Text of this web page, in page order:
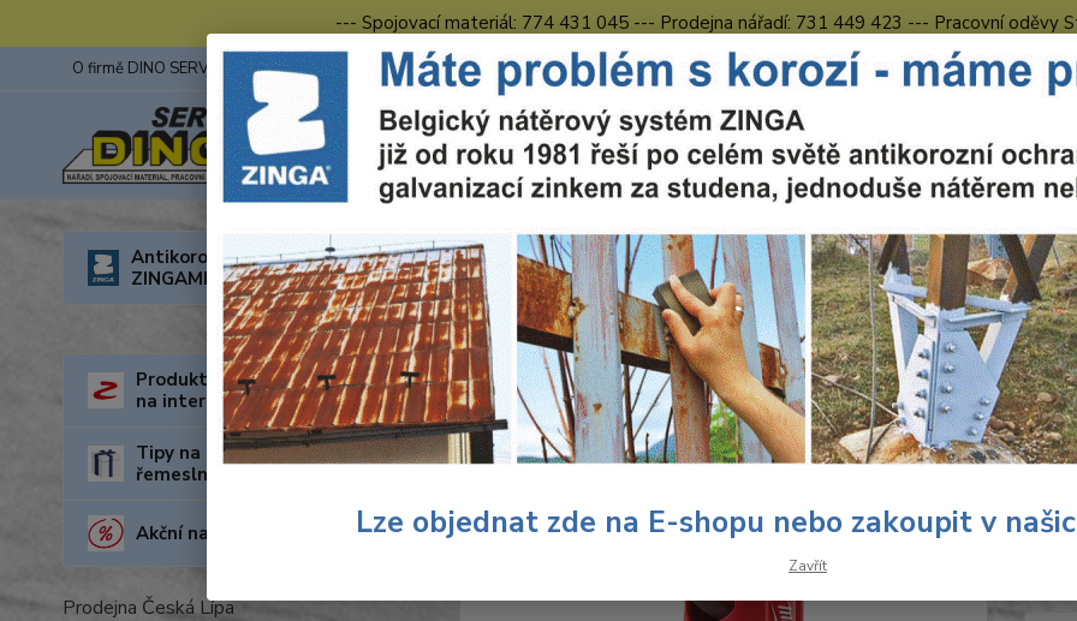
--- Spojovací materiál: 774 431 045 --- Prodejna nářadí: 731 449 423 --- Pracovní oděvy
O firmě DINO SERVIS s.r.o. ZINGA Fotogalerie z výstav Obchodní podmínky Kontakty Česká Lípa
Hledat 731
8.00
Antikorozní nátěry
ZINGAMETALL
Produkty za nejnižší cenu
na internetu
Tipy na dárky pro kutily a
řemeslníky
Akční nabídka
Prodejna Česká Lípa
Úvod Nářadí Milwaukee Nářadí Milwaukee M12 T-LED-0 LED svítilna
Milwaukee M12 T-LED-0 LED
Doprava ZDARMA
120
a
Lze objednat zde na E-shopu nebo zakoupit v
Zavřít